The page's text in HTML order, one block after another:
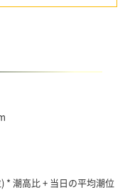
* 潮高比 + 当日の平均潮位